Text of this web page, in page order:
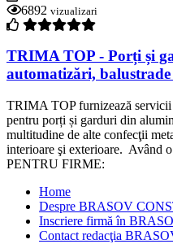
6892 vizualizari
TRIMA TOP - Porți și
automatizări,
TRIMA TOP furnizează servicii
pentru porți și garduri din
multitudine de alte confecţii
interioare şi exterioare. Având
PENTRU FIRME:
Home
Despre BRASOV
Inscriere firmă în
Contact redacţia